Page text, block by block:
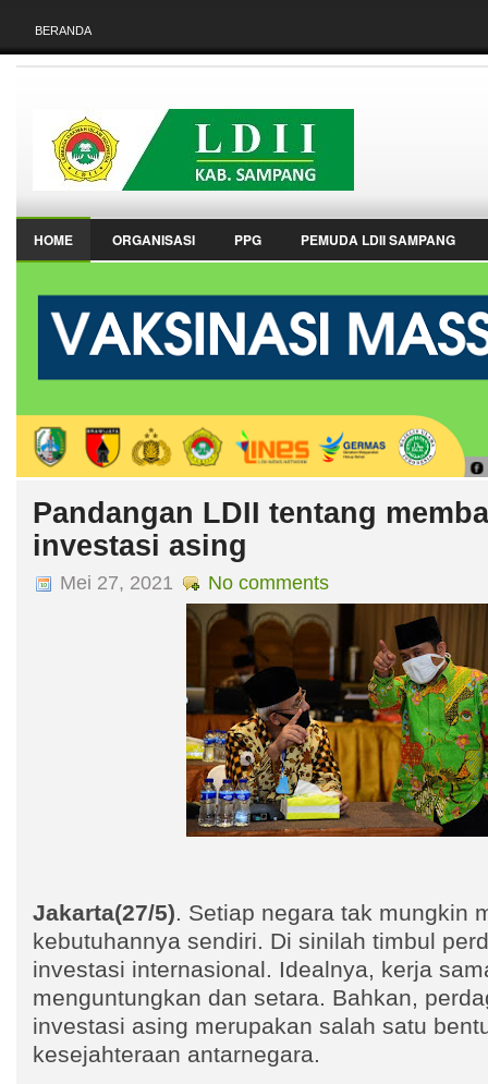
BERANDA
HOME ORGANISASI PPG PEMUDA LDII SAMPANG
Pandangan LDII tentang
investasi asing
Mei 27, 2021 No comments
Jakarta(27/5). Setiap negara tak mungkin
kebutuhannya sendiri. Di sinilah timbul
investasi internasional. Idealnya, kerja
menguntungkan dan setara. Bahkan,
investasi asing merupakan salah satu
kesejahteraan antarnegara.